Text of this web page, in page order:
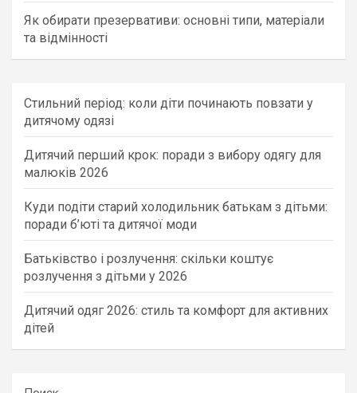
Як обирати презервативи: основні типи, матеріали
та відмінності
Стильний період: коли діти починають повзати у
дитячому одязі
Дитячий перший крок: поради з вибору одягу для
малюків 2026
Куди подіти старий холодильник батькам з дітьми:
поради б’юті та дитячої моди
Батьківство і розлучення: скільки коштує
розлучення з дітьми у 2026
Дитячий одяг 2026: стиль та комфорт для активних
дітей